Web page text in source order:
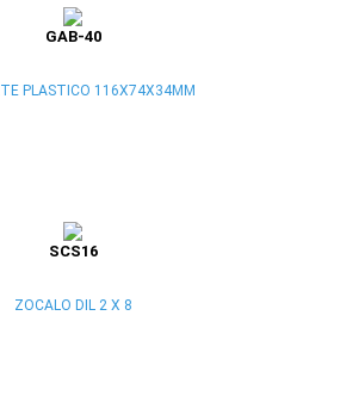
GAB-40
PLASTICO 116X74X34MM
SCS16
ZOCALO DIL 2 X 8